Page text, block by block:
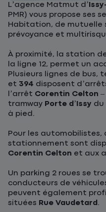
L’agence Matmut d’
PMR) vous propose ses
Habitation, de mutuelle
prévoyance et
À proximité, la station
la ligne 12, permet un
Plusieurs lignes de bus,
et 394 disposent
l’arrêt Corentin Celton
tramway Porte d’Issy du
à pied.
Pour les automobilistes,
stationnement sont
Corentin Celton et aux
Un parking 2 roues se
conducteurs de
peuvent également
situées Rue Vaudetard .